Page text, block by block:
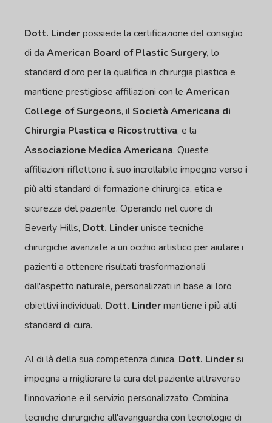
Dott. Linderpossiede la certificazione del consiglio
di daAmerican Board of Plastic Surgery,lo
standard d'oro per la qualifica in chirurgia plastica e
mantiene prestigiose affiliazioni con leAmerican
College of Surgeons, il Società Americana di
Chirurgia Plastica e Ricostruttiva, e la
Associazione Medica Americana. Queste
affiliazioni riflettono il suo incrollabile impegno verso i
più alti standard di formazione chirurgica, etica e
sicurezza del paziente. Operando nel cuore di
Beverly Hills, Dott. Linderunisce tecniche
chirurgiche avanzate a un occhio artistico per aiutare i
pazienti a ottenere risultati trasformazionali
dall'aspetto naturale, personalizzati in base ai loro
obiettivi individuali. Dott. Lindermantiene i più alti
standard di cura.
Al di là della sua competenza clinica, Dott. Lindersi
impegna a migliorare la cura del paziente attraverso
l'innovazione e il servizio personalizzato. Combina
tecniche chirurgiche all'avanguardia con tecnologie di